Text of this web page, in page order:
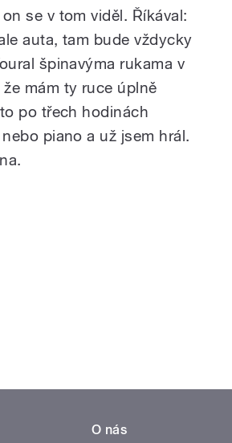
se v tom viděl. Říkával:
auta, tam bude vždycky
špinavýma rukama v
mám ty ruce úplně
po třech hodinách
piano a už jsem hrál.
O nás